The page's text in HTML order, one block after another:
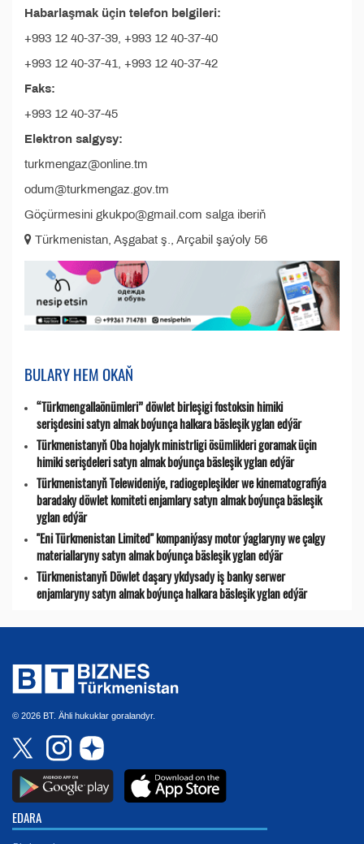
Habarlaşmak üçin telefon belgileri:
+993 12 40-37-39, +993 12 40-37-40
+993 12 40-37-41, +993 12 40-37-42
Faks:
+993 12 40-37-45
Elektron salgysy:
turkmengaz@online.tm
odum@turkmengaz.gov.tm
Göçürmesini gkukpo@gmail.com salga iberiň
Türkmenistan, Aşgabat ş., Arçabil şaýoly 56
BULARY HEM OKAŇ
“Türkmengallaönümleri” döwlet birleşigi fostoksin himiki
serişdesini satyn almak boýunça halkara bäsleşik yglan edýär
Türkmenistanyň Oba hojalyk ministrligi ösümlikleri goramak üçin
himiki serişdeleri satyn almak boýunça bäsleşik yglan edýär
Türkmenistanyň Telewideniýe, radio­gepleşikler we kinematografiýa
baradaky döwlet komiteti enjamlary satyn almak boýunça bäsleşik
yglan edýär
"Eni Türkmenistan Limited" kompaniýasy motor ýaglaryny we çalgy
materiallaryny satyn almak boýunça bäsleşik yglan edýär
Türkmenistanyň Döwlet daşary ykdysady iş banky serwer
enjamlaryny satyn almak boýunça halkara bäsleşik yglan edýär
© 2026 BT. Ähli hukuklar goralandyr.
EDARA